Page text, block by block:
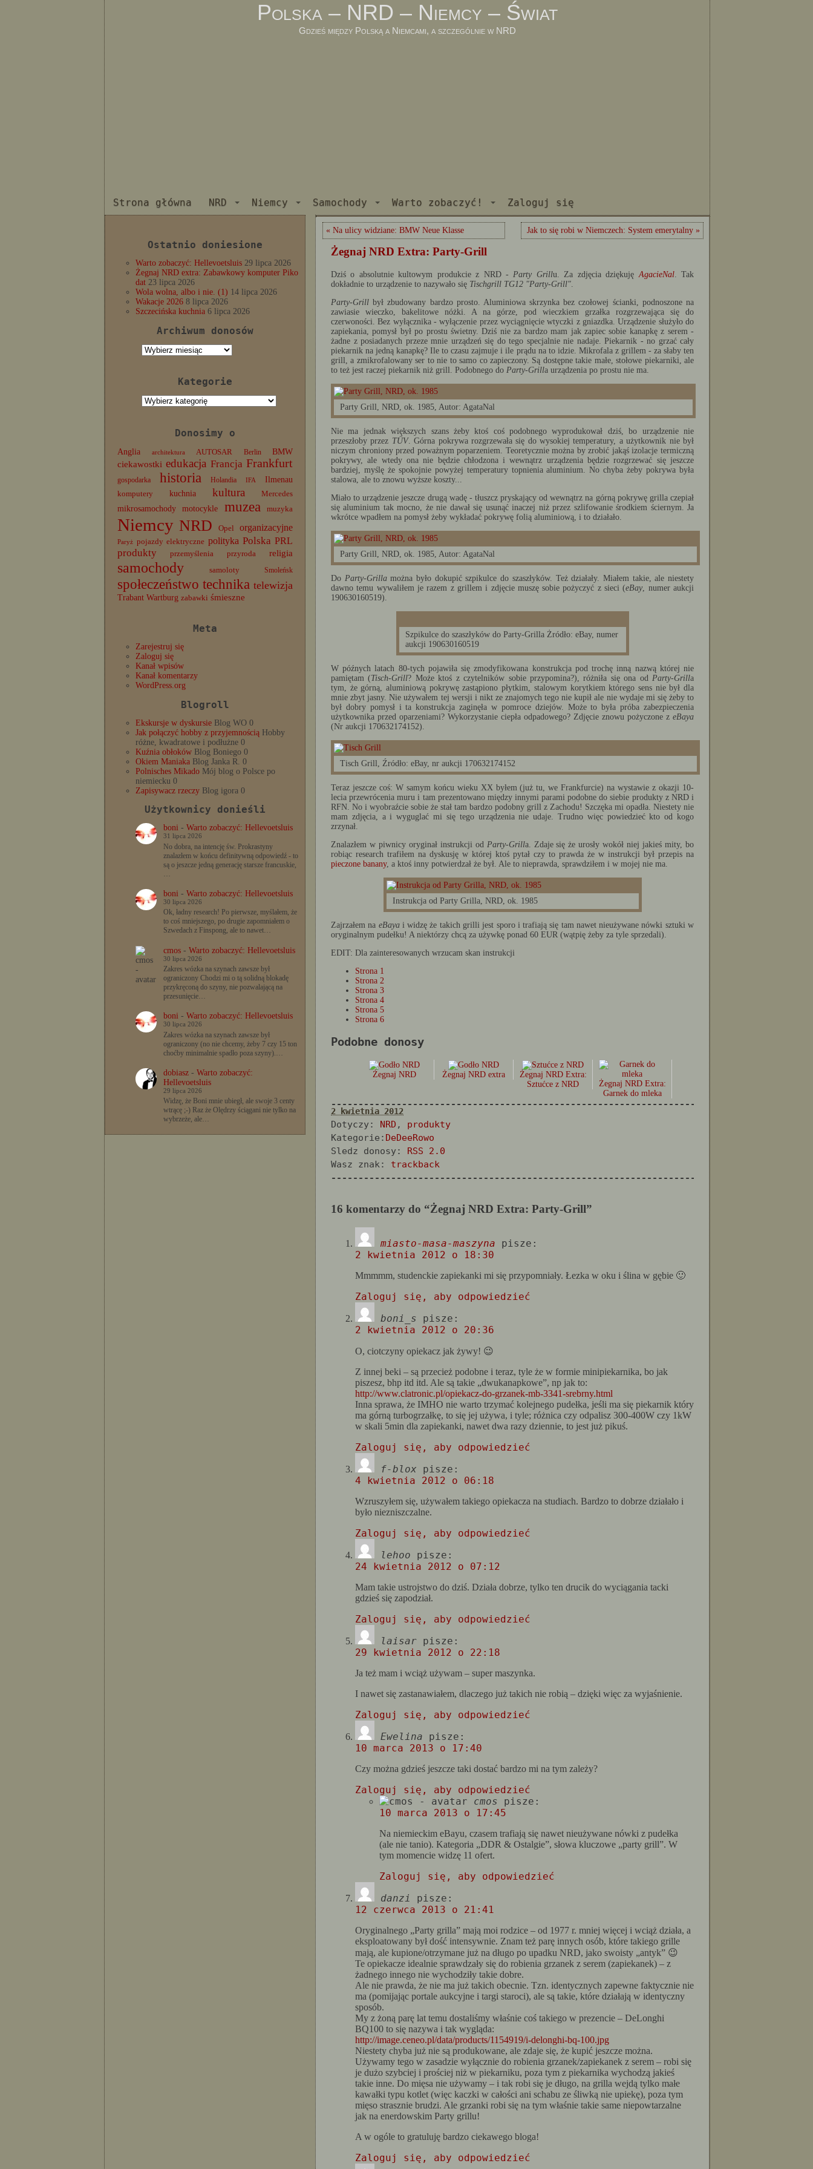
Polska – NRD – Niemcy – Świat
Gdzieś między Polską a Niemcami, a szczególnie w NRD
Strona główna NRD Niemcy Samochody Warto zobaczyć! Zaloguj się
Ostatnio doniesione
Warto zobaczyć: Hellevoetsluis 29 lipca 2026
Żegnaj NRD extra: Zabawkowy komputer Piko
dat 23 lipca 2026
Wola wolna, albo i nie. (1) 14 lipca 2026
Wakacje 2026 8 lipca 2026
Szczecińska kuchnia 6 lipca 2026
Archiwum donosów
Archiwum
Kategorie
Kategorie
Donosimy o
Anglia architektura AUTOSAR Berlin BMW
ciekawostki edukacja Francja Frankfurt
gospodarka historia Holandia IFA
Ilmenau
komputery
kuchnia kultura Mercedes
mikrosamochody motocykle muzea muzyka
Niemcy NRD Opel organizacyjne
Paryż pojazdy elektryczne polityka Polska PRL
produkty
przemyślenia przyroda religia
samochody samoloty Smoleńsk
społeczeństwo technika telewizja
Trabant Wartburg zabawki śmieszne
Meta
Zarejestruj się
Zaloguj się
Kanał wpisów
Kanał komentarzy
WordPress.org
Blogroll
Ekskursje w dyskursie Blog WO 0
Jak połączyć hobby z przyjemnością Hobby
różne, kwadratowe i podłużne 0
Kuźnia obłoków Blog Boniego 0
Okiem Maniaka Blog Janka R. 0
Polnisches Mikado Mój blog o Polsce po
niemiecku 0
Zapisywacz rzeczy Blog igora 0
Użytkownicy donieśli
boni- Warto zobaczyć: Hellevoetsluis
31 lipca 2026
No dobra, na intencję św. Prokrastyny
znalazłem w końcu definitywną odpowiedź - to
są o jeszcze jedną generację starsze francuskie,
…
boni- Warto zobaczyć: Hellevoetsluis
30 lipca 2026
Ok, ładny research! Po pierwsze, myślałem, że
to coś mniejszego, po drugie zapomniałem o
Szwedach z Finspong, ale to nawet…
cmos- Warto zobaczyć: Hellevoetsluis
30 lipca 2026
Zakres wózka na szynach zawsze był
ograniczony Chodzi mi o tą solidną blokadę
przykręconą do szyny, nie pozwalającą na
przesunięcie…
boni- Warto zobaczyć: Hellevoetsluis
30 lipca 2026
Zakres wózka na szynach zawsze był
ograniczony (no nie chcemy, żeby 7 czy 15 ton
choćby minimalnie spadło poza szyny).…
dobiasz- Warto zobaczyć:
Hellevoetsluis
29 lipca 2026
Widzę, że Boni mnie ubiegł, ale swoje 3 centy
wtrącę ;-) Raz że Olędrzy ściągani nie tylko na
wybrzeże, ale…
« Na ulicy widziane: BMW Neue Klasse Jak to się robi w Niemczech: System emerytalny »
Żegnaj NRD Extra: Party-Grill
Dziś o absolutnie kultowym produkcie z NRD - Party Grillu. Za zdjęcia dziękuję AgacieNal. Tak
dokładnie to urządzenie to nazywało się Tischgrill TG12 "Party-Grill"
Party-Grill był zbudowany bardzo prosto. Aluminiowa skrzynka bez czołowej ścianki, podnoszone na
zawiasie wieczko, bakelitowe nóżki. A na górze, pod wieczkiem grzałka rozgrzewająca się do
czerwoności. Bez wyłącznika - wyłączenie przez wyciągnięcie wtyczki z gniazdka. Urządzenie służyło do
zapiekania, pomysł był po prostu świetny. Dziś nie za bardzo mam jak zapiec sobie kanapkę z serem -
żadne z posiadanych przeze mnie urządzeń się do tego specjalnie nie nadaje. Piekarnik - no grzać cały
piekarnik na jedną kanapkę? Ile to czasu zajmuje i ile prądu na to idzie. Mikrofala z grillem - za słaby ten
grill, a zmikrofalowany ser to nie to samo co zapieczony. Są dostępne takie małe, stołowe piekarniki, ale
to też jest raczej piekarnik niż grill. Podobnego do Party-Grilla urządzenia po prostu nie ma.
Party Grill, NRD, ok. 1985, Autor: AgataNal
Nie ma jednak większych szans żeby ktoś coś podobnego wyprodukował dziś, bo urządzenie nie
przeszłoby przez TÜV. Górna pokrywa rozgrzewała się do wysokiej temperatury, a użytkownik nie był
niczym chroniony przed poważnym poparzeniem. Teoretycznie można by zrobić jakąś izolacje termiczną
pokrywy, ale wtedy ona nie będzie chłodzona i wewnątrz urządzenia będzie rozgrzewać się jeszcze
bardziej, myślę że spokojnie powyżej temperatury topnienia aluminium. No chyba żeby pokrywa była
stalowa, ale to znowu wyższe koszty...
Miało to urządzenie jeszcze drugą wadę - tłuszcz pryskający od wewnątrz na górną pokrywę grilla czepiał
się aluminium tak mocno, że nie dawał się usunąć inaczej niż przez szlifowanie środkiem ściernym. Ja
wkrótce wpadłem na pomysł żeby wykładać pokrywę folią aluminiową, i to działało.
Party Grill, NRD, ok. 1985, Autor: AgataNal
Do Party-Grillamożna było dokupić szpikulce do szaszłyków. Też działały. Miałem takie, ale niestety
dawno temu wywaliłem je razem z grillem i zdjęcie muszę sobie pożyczyć z sieci (eBay , numer aukcji
190630160519).
Szpikulce do szaszłyków do Party-Grilla Żródło: eBay, numer
aukcji 190630160519
W późnych latach 80-tych pojawiła się zmodyfikowana konstrukcja pod trochę inną nazwą której nie
pamiętam (Tisch-Grill? Może ktoś z czytelników sobie przypomina?), różniła się ona od Party-Grilla
tym, że górną, aluminiową pokrywę zastąpiono płytkim, stalowym korytkiem którego sens nie był dla
mnie zbyt jasny. Nie używałem tej wersji i nikt ze znajomych tego nie kupił ale nie wydaje mi się żeby to
był dobry pomysł i ta konstrukcja zaginęła w pomroce dziejów. Może to była próba zabezpieczenia
użytkownika przed oparzeniami? Wykorzystanie ciepła odpadowego? Zdjęcie znowu pożyczone z eBaya
(Nr aukcji 170632174152).
Tisch Grill, Źródło: eBay, nr aukcji 170632174152
Teraz jeszcze coś: W samym końcu wieku XX byłem (już tu, we Frankfurcie) na wystawie z okazji 10-
lecia przewrócenia muru i tam prezentowano między innymi parami podobne do siebie produkty z NRD i
RFN. No i wyobraźcie sobie że stał tam bardzo podobny grill z Zachodu! Szczęka mi opadła. Niestety nie
mam zdjęcia, a i wyguglać mi się tego urządzenia nie udaje. Trudno więc powiedzieć kto od kogo
zrzynał.
Znalazłem w piwnicy oryginał instrukcji od Party-Grilla. Zdaje się że urosły wokół niej jakieś mity, bo
robiąc research trafiłem na dyskusję w której ktoś pytał czy to prawda że w instrukcji był przepis na
pieczone banany, a ktoś inny potwierdzał że był. Ale to nieprawda, sprawdziłem i w mojej nie ma.
Instrukcja od Party Grilla, NRD, ok. 1985
Zajrzałem na eBayai widzę że takich grilli jest sporo i trafiają się tam nawet nieużywane nówki sztuki w
oryginalnym pudełku! A niektórzy chcą za używkę ponad 60 EUR (wątpię żeby za tyle sprzedali).
EDIT: Dla zainteresowanych wrzucam skan instrukcji
Strona 1
Strona 2
Strona 3
Strona 4
Strona 5
Strona 6
Podobne donosy
Żegnaj NRD Żegnaj NRD extra
Żegnaj NRD Extra:
Sztućce z NRD
Żegnaj NRD Extra:
Garnek do mleka
2 kwietnia 2012
Dotyczy: NRD , produkty
Kategorie: DeDeeRowo
Sledz donosy: RSS 2.0
Wasz znak: trackback
16 komentarzy do “Żegnaj NRD Extra: Party-Grill”
miasto-masa-maszyna
pisze:
2 kwietnia 2012 o 18:30
Mmmmm, studenckie zapiekanki mi się przypomniały. Łezka w oku i ślina w gębie 🙂
Zaloguj się, aby odpowiedzieć
boni_s
pisze:
2 kwietnia 2012 o 20:36
O, ciotczyny opiekacz jak żywy! 😉
Z innej beki – są przecież podobne i teraz, tyle że w formie minipiekarnika, bo jak
piszesz, bhp itd itd. Ale są takie „dwukanapkowe”, np jak to:
http://www.clatronic.pl/opiekacz-do-grzanek-mb-3341-srebrny.html
Inna sprawa, że IMHO nie warto trzymać kolejnego pudełka, jeśli ma się piekarnik który
ma górną turbogrzałkę, to się jej używa, i tyle; różnica czy odpalisz 300-400W czy 1kW
w skali 5min dla zapiekanki, nawet dwa razy dziennie, to jest już pikuś.
Zaloguj się, aby odpowiedzieć
f-blox
pisze:
4 kwietnia 2012 o 06:18
Wzruszyłem się, używałem takiego opiekacza na studiach. Bardzo to dobrze działało i
było niezniszczalne.
Zaloguj się, aby odpowiedzieć
lehoo
pisze:
24 kwietnia 2012 o 07:12
Mam takie ustrojstwo do dziś. Działa dobrze, tylko ten drucik do wyciągania tacki
gdzieś się zapodział.
Zaloguj się, aby odpowiedzieć
laisar pisze:
29 kwietnia 2012 o 22:18
Ja też mam i wciąż używam – super maszynka.
I nawet się zastanawiałem, dlaczego już takich nie robią – dzięki więc za wyjaśnienie.
Zaloguj się, aby odpowiedzieć
Ewelina
pisze:
10 marca 2013 o 17:40
Czy można gdzieś jeszcze taki dostać bardzo mi na tym zależy?
Zaloguj się, aby odpowiedzieć
cmos
pisze:
10 marca 2013 o 17:45
Na niemieckim eBayu, czasem trafiają się nawet nieużywane nówki z pudełka
(ale nie tanio). Kategoria „DDR & Ostalgie”, słowa kluczowe „party grill”. W
tym momencie widzę 11 ofert.
Zaloguj się, aby odpowiedzieć
danzi
pisze:
12 czerwca 2013 o 21:41
Oryginalnego „Party grilla” mają moi rodzice – od 1977 r. mniej więcej i wciąż działa, a
eksploatowany był dość intensywnie. Znam też parę innych osób, które takiego grille
mają, ale kupione/otrzymane już na długo po upadku NRD, jako swoisty „antyk” 😉
Te opiekacze idealnie sprawdzały się do robienia grzanek z serem (zapiekanek) – z
żadnego innego nie wychodziły takie dobre.
Ale nie prawda, że nie ma już takich obecnie. Tzn. identycznych zapewne faktycznie nie
ma (pomijając portale aukcyjne i targi staroci), ale są takie, które działają w identyczny
sposób.
My z żoną parę lat temu dostaliśmy właśnie coś takiego w prezencie – DeLonghi
BQ100 to się nazywa i tak wygląda:
http://image.ceneo.pl/data/products/1154919/i-delonghi-bq-100.jpg
Niestety chyba już nie są produkowane, ale zdaje się, że kupić jeszcze można.
Używamy tego w zasadzie wyłącznie do robienia grzanek/zapiekanek z serem – robi się
je dużo szybciej i prościej niż w piekarniku, poza tym z piekarnika wychodzą jakieś
takie inne. Do mięsa nie używamy – i tak robi się je długo, na grilla wejdą tylko małe
kawałki typu kotlet (więc kaczki w całości ani schabu ze śliwką nie upiekę), poza tym
mięso strasznie brudzi. Ale grzanki robi się na tym właśnie takie same niepowtarzalne
jak na enerdowskim Party grillu!
A w ogóle to gratuluję bardzo ciekawego bloga!
Zaloguj się, aby odpowiedzieć